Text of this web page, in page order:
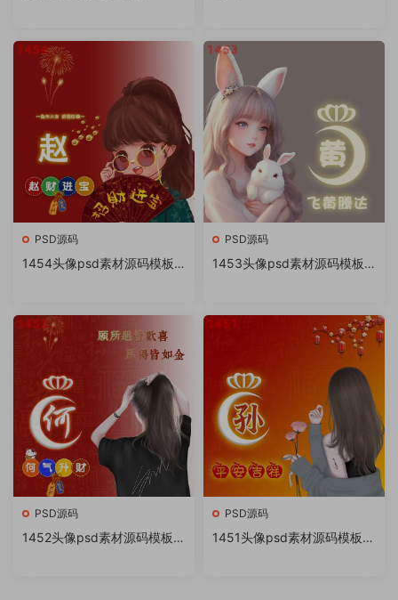
PSD源码
1454头像psd素材源码模板
作教程软件
PSD源码
1453头像psd素材源码模板
作教程软件
PSD源码
1452头像psd素材源码模板源
PSD源码
1451头像psd素材源码模板源